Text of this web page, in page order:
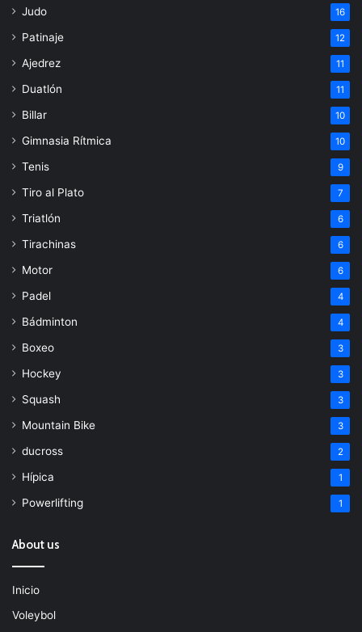
Judo 16
Patinaje 12
Ajedrez 11
Duatlón 11
Billar 10
Gimnasia Rítmica 10
Tenis 9
Tiro al Plato 7
Triatlón 6
Tirachinas 6
Motor 6
Padel 4
Bádminton 4
Boxeo 3
Hockey 3
Squash 3
Mountain Bike 3
ducross 2
Hípica 1
Powerlifting 1
About us
Inicio
Voleybol